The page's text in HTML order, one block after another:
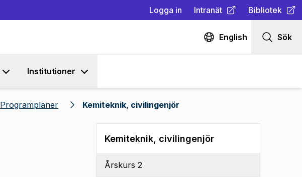
Logga in Intranät
(Öppnas i ny flik)
Bibliotek
(Öppnas i ny
English Sök
Institutioner
Programplaner Kemiteknik, civilingenjör
Kemiteknik, civilingenjör
Årskurs 2